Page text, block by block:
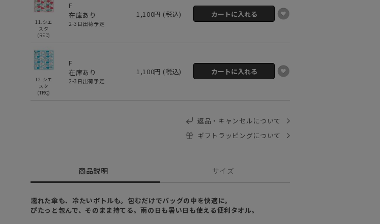
11.シエ
スタ
(RED)
F
在庫あり
2-3日出荷予定
1,100円 (税込)
12.シエ
スタ
(TRQ)
F
在庫あり
2-3日出荷予定
1,100円 (税込)
返品・キャンセルについて
ギフトラッピングについて
商品説明 サイズ
濡れた傘も、冷たいボトルも。包むだけでバッグの中を快適に。
ぴたっと包んで、そのまま持てる。雨の日も暑い日も使える便利タオル。